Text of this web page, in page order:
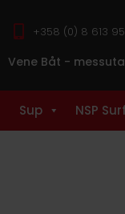
+358 (0) 8 613
Vene Båt -
Sup NSP Surf